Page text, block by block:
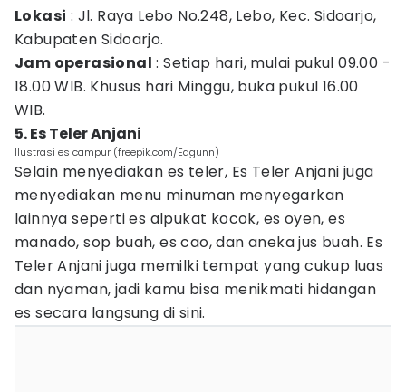
Lokasi : Jl. Raya Lebo No.248, Lebo, Kec. Sidoarjo,
Kabupaten Sidoarjo.
Jam operasional : Setiap hari, mulai pukul 09.00 -
18.00 WIB. Khusus hari Minggu, buka pukul 16.00
WIB.
5. Es Teler Anjani
Ilustrasi es campur (freepik.com/Edgunn)
Selain menyediakan es teler, Es Teler Anjani juga
menyediakan menu minuman menyegarkan
lainnya seperti es alpukat kocok, es oyen, es
manado, sop buah, es cao, dan aneka jus buah. Es
Teler Anjani juga memilki tempat yang cukup luas
dan nyaman, jadi kamu bisa menikmati hidangan
es secara langsung di sini.